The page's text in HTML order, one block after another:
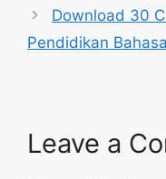
Download 30
Pendidikan
Leave a